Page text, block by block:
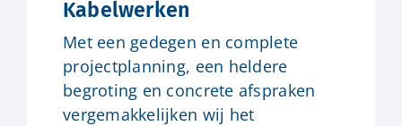
Kabelwerken
Met een gedegen en complete
projectplanning, een heldere
begroting en concrete afspraken
vergemakkelijken wij het